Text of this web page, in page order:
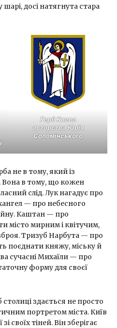
досі натягнута стара
Герб Києва
авторства Юрія
Соломінського
не в тому, який із
Вона в тому, що кожен
слід. Лук нагадує про
— про небесного
Каштан — про
місто мирним і квітучим,
Тризуб Нарбута — про
поєднати княжу, міську й
сучасні Михаїли — про
форму для своєї
здається не просто
портретом міста. Київ
своїх тіней. Він зберігає